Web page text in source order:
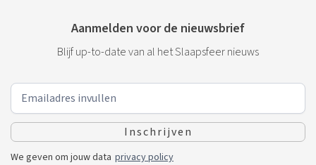
Aanmelden voor de nieuwsbrief
Blijf up-to-date van al het Slaapsfeer nieuws
We geven om jouw data privacy policy